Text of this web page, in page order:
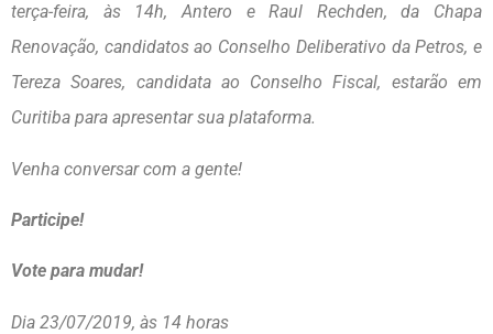
terça-feira, às 14h, Antero e Raul Rechden, da Chapa
Renovação, candidatos ao Conselho Deliberativo da Petros, e
Tereza Soares, candidata ao Conselho Fiscal, estarão em
Curitiba para apresentar sua plataforma.
Venha conversar com a gente!
Participe!
Vote para mudar!
Dia 23/07/2019, às 14 horas